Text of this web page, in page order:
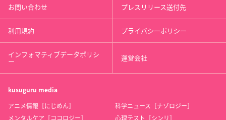
お問い合わせ プレスリリース送付先
利用規約 プライバシーポリシー
インフォマティブデータポリシ
ー 運営会社
kusuguru media
アニメ情報［にじめん］
科学ニュース［ナゾロジー］
メンタルケア［ココロジー］
心理テスト［シンリ］